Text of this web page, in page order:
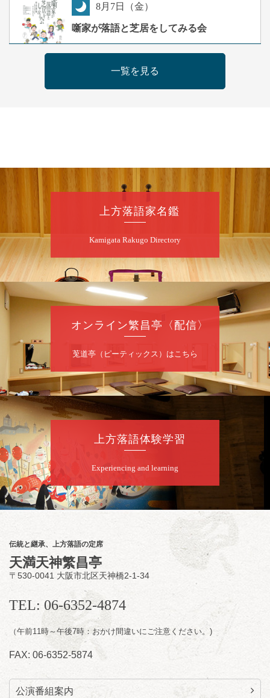
8月 7日（金）
噺家が落語と芝居をしてみる会
桂米之助／桂団治郎／桂弥太郎／桂米舞／是
開演：午後6時30分（6時開場）全席指定
前売3,500円 当日4,000円
日（土）
第2回 智之介・力造 二人会
笑福亭智之介「昭和任侠伝」「天王寺詣り」
／桂力造「桃太郎」「本膳」／桂二豆「開口
一番」
開演：午前10時（9時30分
開場 ）
前売2,000円 当日 2,500円
お問合せ：智之介・力造 二人会事務局 090-
昼
桂九寿玉／露の瑞／桂きん太郎／いわみせい
じ（似顔絵）／桂米之助／桂文太～仲入～露
の眞／笑福亭仁福／幸助福助（漫才）／桂春
★菟道亭配信あり
夜
小痴楽・三語のさるごりら落語会 2026
開演：午後6時（5時30分開場）全席指定
前売3,500円 当日4,000円
お問合せ：FANYチケット 0570-550-
100(10:00～19:00受付)
一覧を見る
上方落語家名鑑
Kamigata Rakugo Directory
オンライン繁昌亭〈配信〉
莵道亭（ピーティックス）はこちら
上方落語体験学習
Experiencing and learning
伝統と継承、上方落語の定席
天満天神繁昌亭
〒530-0041 大阪市北区天神橋2-1-34
TEL: 06-6352-4874
（午前11時～午後7時：おかけ間違いにご注意ください。)
FAX: 06-6352-5874
公演番組案内